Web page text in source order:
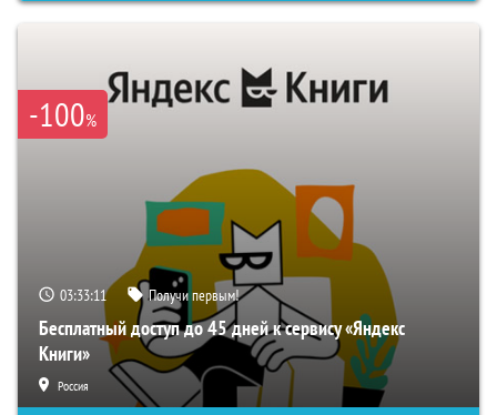
-100%
03:33:09 Получи первым!
Бесплатный доступ до 45 дней к сервису «Яндекс
Книги»
Россия